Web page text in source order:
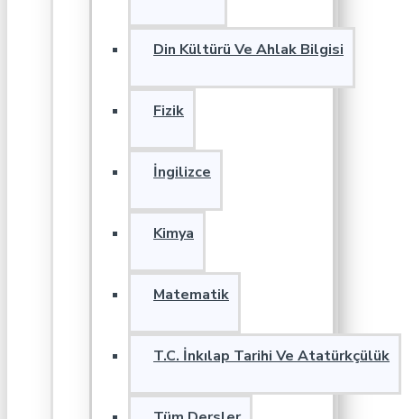
Din Kültürü Ve Ahlak Bilgisi
Fizik
İngilizce
Kimya
Matematik
T.C. İnkılap Tarihi Ve Atatürkçülük